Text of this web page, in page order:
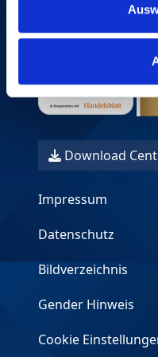
Download
Impressum
Datenschutz
Bildverzeichnis
Gender Hinweis
Cookie